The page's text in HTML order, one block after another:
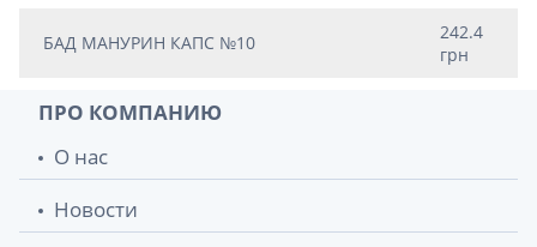
БАД МАНУРИН КАПС №10
242.4
грн
ПРО КОМПАНИЮ
О нас
Новости